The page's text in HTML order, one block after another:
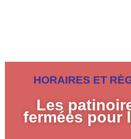
HORAIRES ET
Les
fermées pour